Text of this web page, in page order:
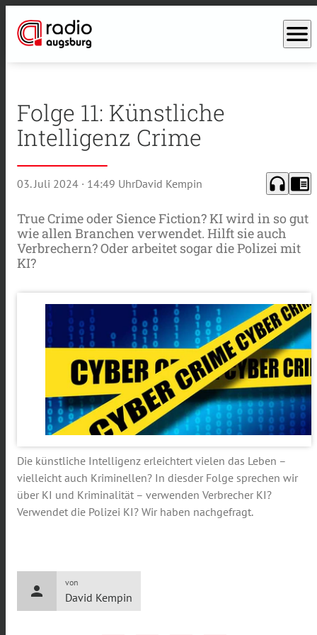
menu
Folge 11: Künstliche
Intelligenz Crime
03. Juli 2024 · 14:49 UhrDavid Kempin headphones chrome_reader_mode
True Crime oder Sience Fiction? KI wird in so gut
wie allen Branchen verwendet. Hilft sie auch
Verbrechern? Oder arbeitet sogar die Polizei mit
KI?
Die künstliche Intelligenz erleichtert vielen das Leben –
vielleicht auch Kriminellen? In diesder Folge sprechen wir
über KI und Kriminalität – verwenden Verbrecher KI?
Verwendet die Polizei KI? Wir haben nachgefragt.
person
von
David Kempin